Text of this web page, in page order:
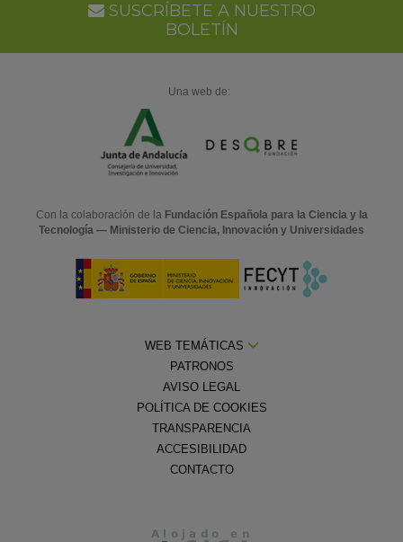
SUSCRÍBETE A NUESTRO
BOLETÍN
Una web de:
Con la colaboración de la Fundación Española para la Ciencia y la
Tecnología — Ministerio de Ciencia, Innovación y Universidades
WEB TEMÁTICAS
PATRONOS
AVISO LEGAL
POLÍTICA DE COOKIES
TRANSPARENCIA
ACCESIBILIDAD
CONTACTO